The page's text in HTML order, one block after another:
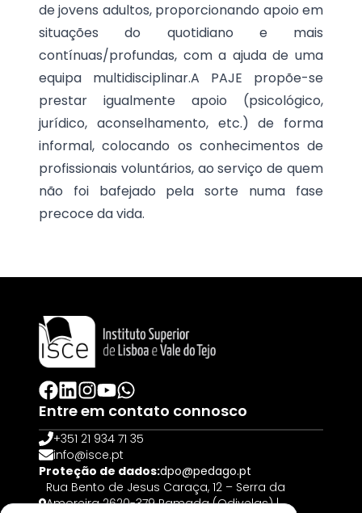
de jovens adultos, proporcionando apoio em
situações do quotidiano e mais
contínuas/profundas, com a ajuda de uma
equipa multidisciplinar.A PAJE propõe-se
prestar igualmente apoio (psicológico,
jurídico, aconselhamento, etc.) de forma
informal, colocando os conhecimentos de
profissionais voluntários, ao serviço de quem
não foi bafejado pela sorte numa fase
precoce da vida.
Entre em contato connosco
+351 21 934 71 35
info@isce.pt
Proteção de dados:dpo@pedago.pt
Rua Bento de Jesus Caraça, 12 – Serra da
Amoreira 2620-379 Ramada (Odivelas) |